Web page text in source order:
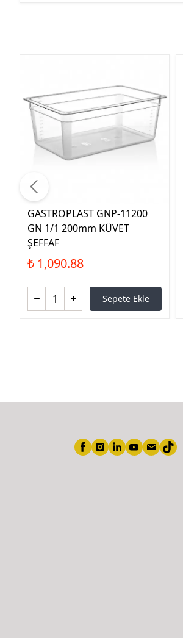
GASTROPLAST GNP-11200
GN 1/1 200mm KÜVET
ŞEFFAF
₺ 1,090.88
Sepete Ekle